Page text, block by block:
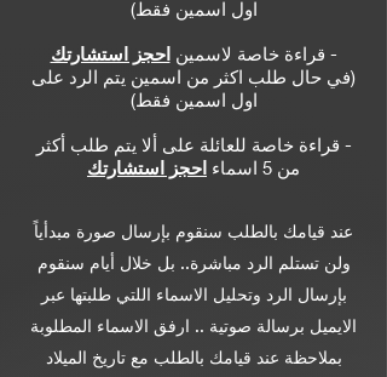
اول اسمين فقط)
- قراءة خاصة لاسميناحجز استشارتك
(في حال طلب اكثر من اسمين يتم الرد على
اول اسمين فقط)
- قراءة خاصة للعائلة على ألا يتم طلب أكثر
من 5 اسماء
احجز استشارتك
عند قيامك بالطلب سنقوم بإرسال صورة مبدأياً
ولن تستلم الرد مباشرة.. بل خلال أيام سنقوم
بإرسال الرد وتحليل الاسماء اللتي طلبتها عبر
الايميل برسالة صوتية .. ارفق الاسماء المطلوبة
بملاحظة عند قيامك بالطلب مع تاريخ الميلاد